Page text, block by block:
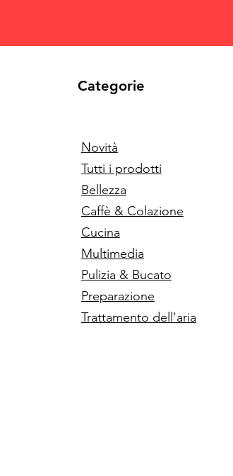
Categorie
Novità
Tutti i prodotti
Bellezza
Caffè & Colazione
Cucina
Multimedia
Pulizia & Bucato
Preparazione
Trattamento dell'aria